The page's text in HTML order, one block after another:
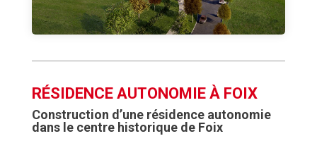
RÉSIDENCE AUTONOMIE À FOIX
Construction d’une résidence autonomie
dans le centre historique de Foix